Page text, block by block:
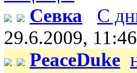
Севка
С
29.6.2009, 11:46
PeaceDuke